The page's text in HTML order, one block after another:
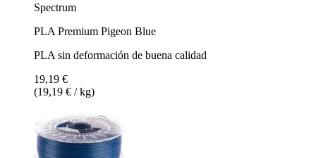
Spectrum
PLA Premium Pigeon Blue
PLA sin deformación de buena calidad
19,19 €
(19,19 € / kg)